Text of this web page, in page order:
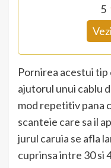
5
Pornirea acestui tip
ajutorul unui cablu
mod repetitiv pana
scanteie care sa il
jurul caruia se afla
cuprinsa intre 30 si